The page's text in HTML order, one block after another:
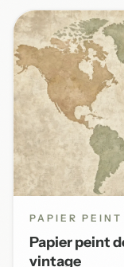
PAPIER PEINT
Papier peint
vintage